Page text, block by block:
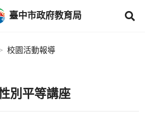
臺中市政府教育局
校園活動報導
別平等講座